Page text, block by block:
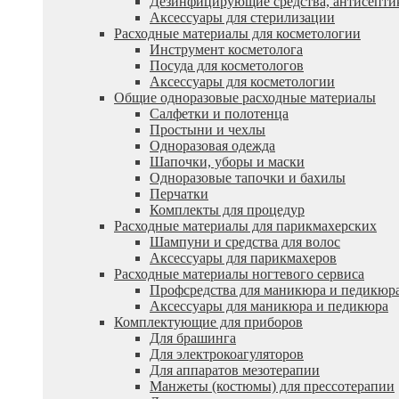
Аксессуары для стерилизации
Расходные материалы для косметологии
Инструмент косметолога
Посуда для косметологов
Аксессуары для косметологии
Общие одноразовые расходные материалы
Салфетки и полотенца
Простыни и чехлы
Одноразовая одежда
Шапочки, уборы и маски
Одноразовые тапочки и бахилы
Перчатки
Комплекты для процедур
Расходные материалы для парикмахерских
Шампуни и средства для волос
Аксессуары для парикмахеров
Расходные материалы ногтевого сервиса
Профсредства для маникюра и
Аксессуары для маникюра и педикюра
Комплектующие для приборов
Для брашинга
Для электрокоагуляторов
Для аппаратов мезотерапии
Манжеты (костюмы) для прессотерапии